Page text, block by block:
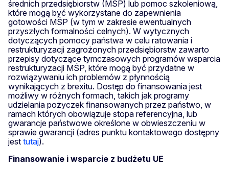
średnich przedsiębiorstw (MŚP) lub pomoc szkoleniową,
które mogą być wykorzystane do zapewnienia
gotowości MŚP (w tym w zakresie ewentualnych
przyszłych formalności celnych). W wytycznych
dotyczących pomocy państwa w celu ratowania i
restrukturyzacji zagrożonych przedsiębiorstw zawarto
przepisy dotyczące tymczasowych programów wsparcia
restrukturyzacji MŚP, które mogą być przydatne w
rozwiązywaniu ich problemów z płynnością
wynikających z brexitu. Dostęp do finansowania jest
możliwy w różnych formach, takich jak programy
udzielania pożyczek finansowanych przez państwo, w
ramach których obowiązuje stopa referencyjna, lub
gwarancje państwowe określone w obwieszczeniu w
sprawie gwarancji (adres punktu kontaktowego dostępny
jest tutaj).
Finansowanie i wsparcie z budżetu UE